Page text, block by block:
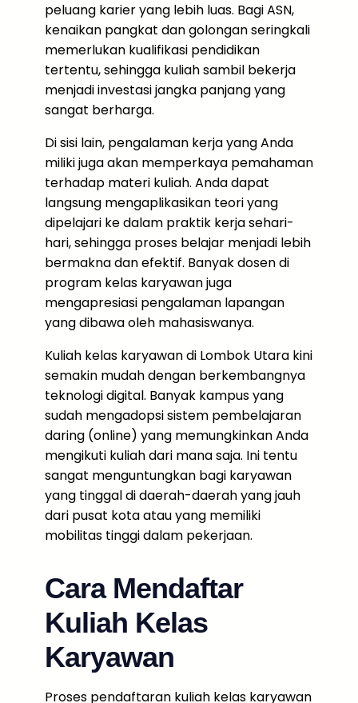
peluang karier yang lebih luas. Bagi ASN,
kenaikan pangkat dan golongan seringkali
memerlukan kualifikasi pendidikan
tertentu, sehingga kuliah sambil bekerja
menjadi investasi jangka panjang yang
sangat berharga.
Di sisi lain, pengalaman kerja yang Anda
miliki juga akan memperkaya pemahaman
terhadap materi kuliah. Anda dapat
langsung mengaplikasikan teori yang
dipelajari ke dalam praktik kerja sehari-
hari, sehingga proses belajar menjadi lebih
bermakna dan efektif. Banyak dosen di
program kelas karyawan juga
mengapresiasi pengalaman lapangan
yang dibawa oleh mahasiswanya.
Kuliah kelas karyawan di Lombok Utara kini
semakin mudah dengan berkembangnya
teknologi digital. Banyak kampus yang
sudah mengadopsi sistem pembelajaran
daring (online) yang memungkinkan Anda
mengikuti kuliah dari mana saja. Ini tentu
sangat menguntungkan bagi karyawan
yang tinggal di daerah-daerah yang jauh
dari pusat kota atau yang memiliki
mobilitas tinggi dalam pekerjaan.
Cara Mendaftar
Kuliah Kelas
Karyawan
Proses pendaftaran kuliah kelas karyawan